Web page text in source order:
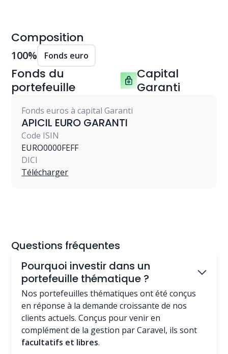
portefeuille Caravel ?
Ce portefeuille est idéal pour ceux qui souhaitent
effectuer des versements en vue d’obtenir des
réductions fiscales, sans subir les volatilités des
marchés financiers.
Composition
100% Fonds euro
Fonds du
portefeuille
Capital
Garanti
Fonds euros à capital Garanti
APICIL EURO GARANTI
Code ISIN
EURO0000FEFF
DICI
Télécharger
Questions fréquentes
Pourquoi investir dans un
portefeuille thématique ?
Nos portefeuilles thématiques ont été conçus
en réponse à la demande croissante de nos
clients actuels. Conçus pour venir en
complément de la gestion par Caravel, ils sont
facultatifs et libres.